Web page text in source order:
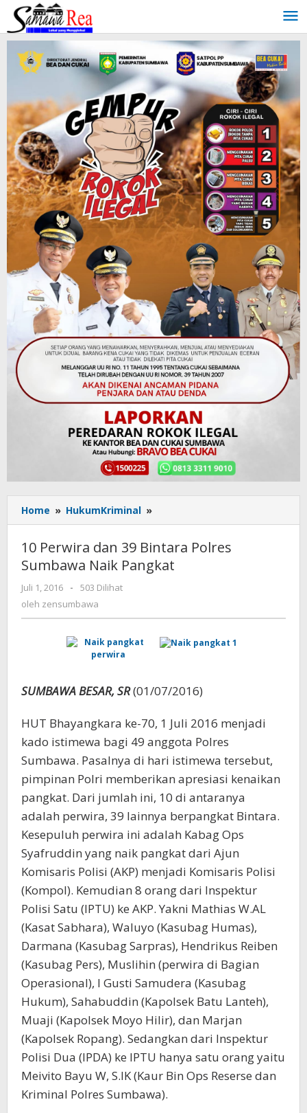
Lewati
konten
Home » HukumKriminal »
Perwira
39
Bintara
10 Perwira dan 39 Bintara Polres
Sumbawa Naik Pangkat
Juli 1, 2016
oleh
zensumbawa
-
503 Dilihat
oleh zensumbawa
SUMBAWA BESAR, SR(01/07/2016)
HUT Bhayangkara ke-70, 1 Juli 2016 menjadi
kado istimewa bagi 49 anggota Polres
Sumbawa. Pasalnya di hari istimewa tersebut,
pimpinan Polri memberikan apresiasi kenaikan
pangkat. Dari jumlah ini, 10 di antaranya
adalah perwira, 39 lainnya berpangkat Bintara.
Kesepuluh perwira ini adalah Kabag Ops
Syafruddin yang naik pangkat dari Ajun
Komisaris Polisi (AKP) menjadi Komisaris Polisi
(Kompol). Kemudian 8 orang dari Inspektur
Polisi Satu (IPTU) ke AKP. Yakni Mathias W.AL
(Kasat Sabhara), Waluyo (Kasubag Humas),
Darmana (Kasubag Sarpras), Hendrikus Reiben
(Kasubag Pers), Muslihin (perwira di Bagian
Operasional), I Gusti Samudera (Kasubag
Hukum), Sahabuddin (Kapolsek Batu Lanteh),
Muaji (Kapolsek Moyo Hilir), dan Marjan
(Kapolsek Ropang). Sedangkan dari Inspektur
Polisi Dua (IPDA) ke IPTU hanya satu orang yaitu
Meivito Bayu W, S.IK (Kaur Bin Ops Reserse dan
Kriminal Polres Sumbawa).